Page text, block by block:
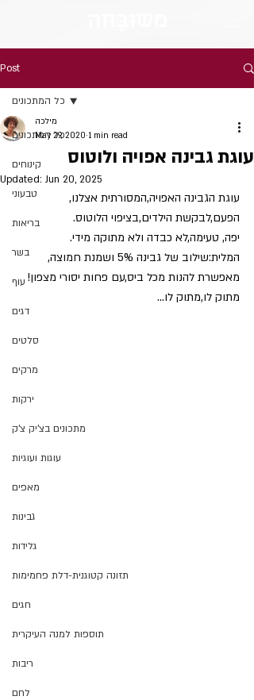
Post
כל המתכונים
קינוחים
טבעוני
בריאות
בשר
עוף
דגים
סלטים
מרקים
ירקות
מתכונים בצ'יק צ'ק
עוגות ועוגיות
מאפים
גבינות
גלידות
תזונה קטוגנית-דלת פחמימות
חגים
תוספות למנה העיקרית
ריבות
לחם
כל המתכונים
עוגת גבינה אפויה ולוטוס
מילכה
May 29, 2020 1 min read
Updated: Jun 20, 2025
עוגת הגבינה האפויה,המסורתית אצלנו,
הפעם,לבקשת הילדים,בציפוי הלוטוס.
יפה, טעימה,לא כבדה ולא מתוקה מידי.
המלית:שילוב של גבינה 5% ושמנת חמוצה,
מאפשרת להנות מכל ביס,עם פחות יסורי מצפון!
מתוק לו,מתוק לו...